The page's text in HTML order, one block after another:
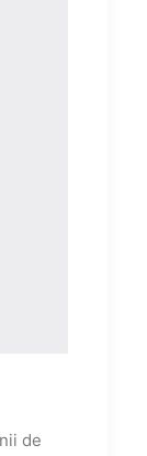
de